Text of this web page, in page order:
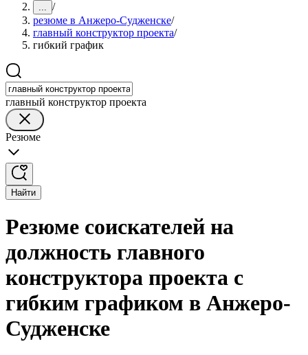
... /
резюме в Анжеро-Судженске/
главный конструктор проекта/
гибкий график
главный конструктор проекта
Резюме
Найти
Резюме соискателей на
должность главного
конструктора проекта с
гибким графиком в Анжеро-
Судженске